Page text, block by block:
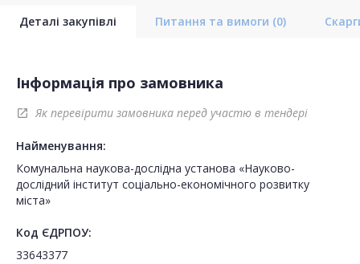
Деталі закупівлі Питання та вимоги (0)
Інформація про замовника
open_in_new Як перевірити замовника перед участю в тендері
Найменування:
Комунальна наукова-дослідна установа «Науково-
дослідний інститут соціально-економічного розвитку
міста»
Код ЄДРПОУ:
33643377